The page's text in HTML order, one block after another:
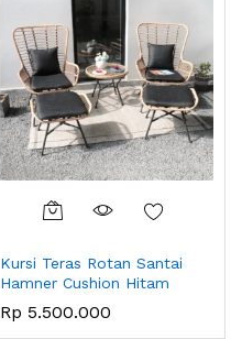
Kursi Teras Rotan Santai
Hamner Cushion Hitam
Rp 5.500.000